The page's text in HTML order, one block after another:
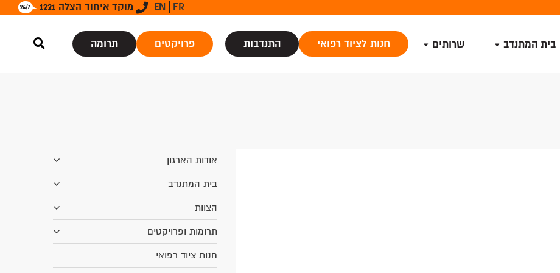
מוקד איחוד הצלה 1221 EN FR
בית המתנדב שרותים חנות לציוד רפואי התנדבות פרויקטים תרומה
אודות הארגון
בית המתנדב
הצוות
תרומות ופרויקטים
חנות ציוד רפואי